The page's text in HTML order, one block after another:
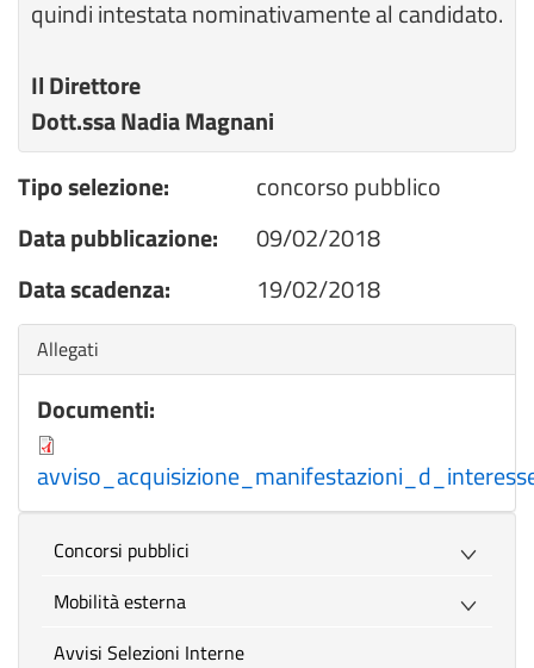
quindi intestata nominativamente al candidato.
Il Direttore
Dott.ssa Nadia Magnani
Tipo selezione:
concorso pubblico
Data pubblicazione:
09/02/2018
Data scadenza:
19/02/2018
Nascondi
Allegati
Documenti:
Concorsi pubblici
Mobilità esterna
Avvisi Selezioni Interne